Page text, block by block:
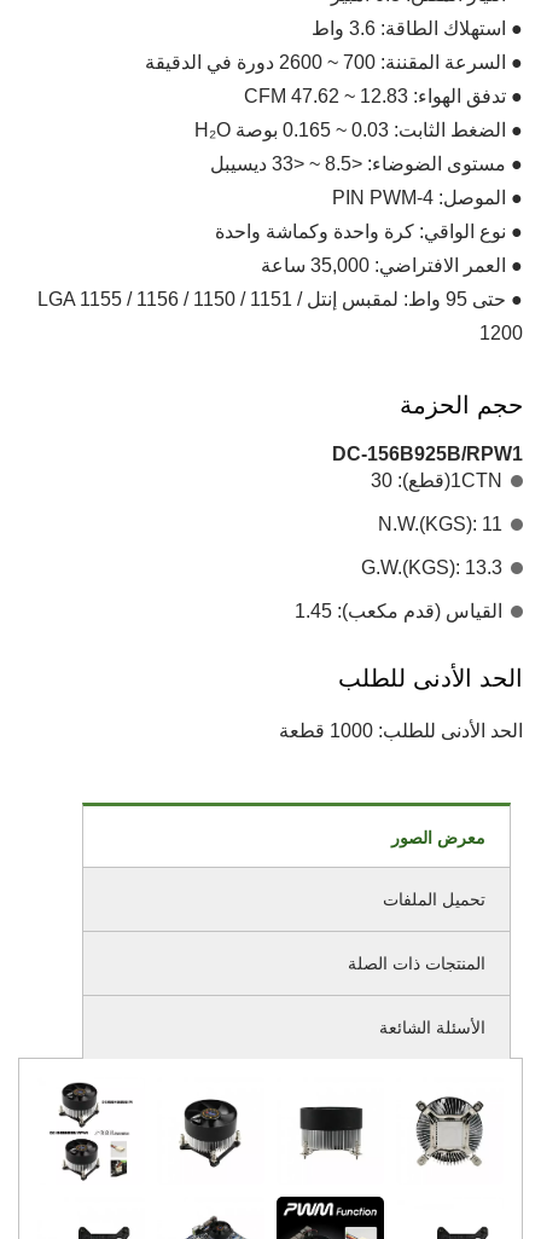
● استهلاك الطاقة: 3.6 واط
● السرعة المقننة: 700 ~ 2600 دورة في الدقيقة
● تدفق الهواء: 12.83 ~ 47.62 CFM
● الضغط الثابت: 0.03 ~ 0.165 بوصة H₂O
● مستوى الضوضاء: <8.5 ~ <33 ديسيبل
● الموصل: 4-PIN PWM
● نوع الواقي: كرة واحدة وكماشة واحدة
● العمر الافتراضي: 35,000 ساعة
● حتى 95 واط: لمقبس إنتل LGA 1155 / 1156 / 1150 / 1151 /
1200
حجم الحزمة
DC-156B925B/RPW1
1CTN(قطع): 30
N.W.(KGS): 11
G.W.(KGS): 13.3
القياس (قدم مكعب): 1.45
الحد الأدنى للطلب
الحد الأدنى للطلب: 1000 قطعة
معرض الصور
تحميل الملفات
المنتجات ذات الصلة
الأسئلة الشائعة